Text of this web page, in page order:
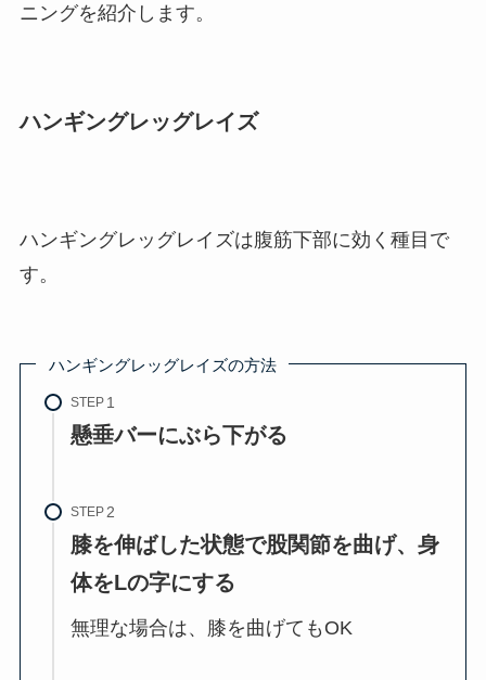
ニングを紹介します。
ハンギングレッグレイズ
ハンギングレッグレイズは腹筋下部に効く種目で
す。
ハンギングレッグレイズの方法
STEP
懸垂バーにぶら下がる
STEP
膝を伸ばした状態で股関節を曲げ、身
体をLの字にする
無理な場合は、膝を曲げてもOK